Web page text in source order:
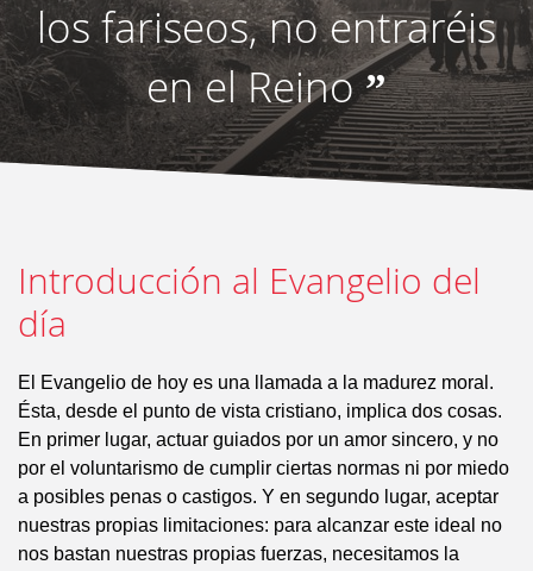
los fariseos, no entraréis
en el Reino”
Introducción al Evangelio del
día
El Evangelio de hoy es una llamada a la madurez moral.
Ésta, desde el punto de vista cristiano, implica dos cosas.
En primer lugar, actuar guiados por un amor sincero, y no
por el voluntarismo de cumplir ciertas normas ni por miedo
a posibles penas o castigos. Y en segundo lugar, aceptar
nuestras propias limitaciones: para alcanzar este ideal no
nos bastan nuestras propias fuerzas, necesitamos la